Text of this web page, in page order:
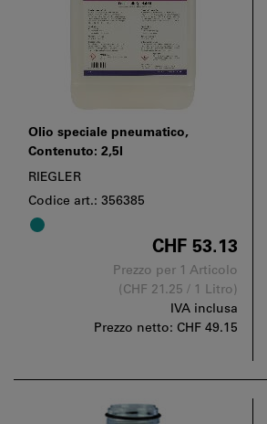
Olio speciale pneumatico,
Contenuto: 2,5l
RIEGLER
Codice art.: 356385
CHF 53.13
Prezzo per 1 Articolo
(CHF 21.25 / 1 Litro)
IVA inclusa
Prezzo netto: CHF 49.15